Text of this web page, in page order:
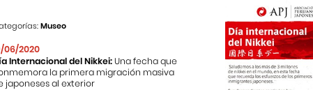
Museo
06/2020
Internacional del Nikkei:Una fecha que
la primera migración masiva
japoneses al exterior